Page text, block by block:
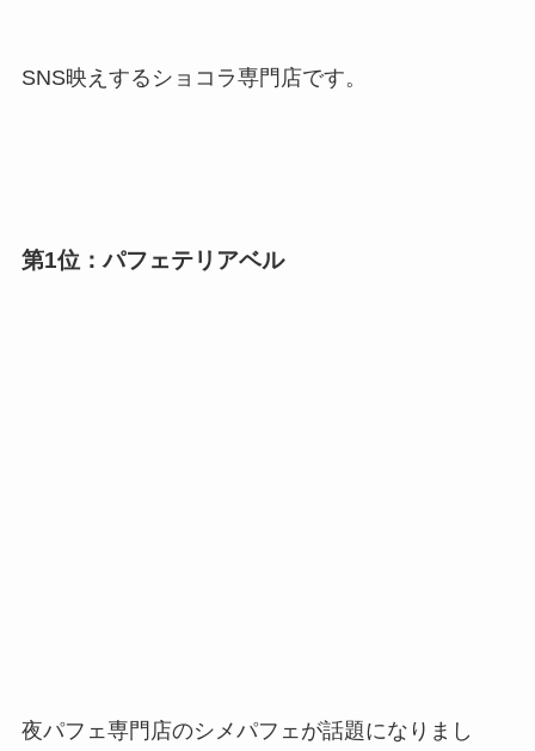
SNS映えするショコラ専門店です。
第1位：パフェテリアベル
夜パフェ専門店のシメパフェが話題になりまし